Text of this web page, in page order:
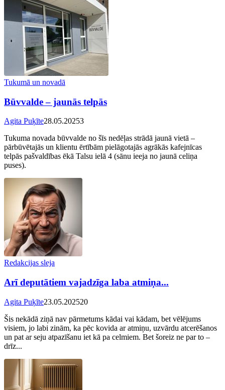
Tukumā un novadā
Būvvalde – jaunās telpās
Agita Puķīte28.05.20253
Tukuma novada būvvalde no šīs nedēļas strādā jaunā vietā –
pārbūvētajās un klientu ērtībām pielāgotajās agrākās kafejnīcas
telpās pašvaldības ēkā Talsu ielā 4 (sānu ieeja no jaunā celiņa
puses).
Redakcijas sleja
Arī deputātiem vajadzīga laba atmiņa...
Agita Puķīte23.05.202520
Šis nekādā ziņā nav pārmetums kādai vai kādam, bet vēlējums
visiem, jo labi zinām, ka pēc kovida ar atmiņu, uzvārdu atcerēšanos
un pat ar seju atpazīšanu iet kā pa celmiem. Bet šoreiz ne par to –
drīz...